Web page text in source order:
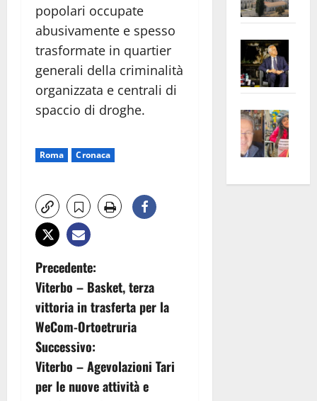
popolari occupate
abusivamente e spesso
trasformate in quartier
generali della criminalità
organizzata e centrali di
spaccio di droghe.
Roma Cronaca
N
a
v
i
g
Precedente:
Viterbo – Basket, terza
vittoria in trasferta per la
WeCom-Ortoetruria
Successivo:
Viterbo – Agevolazioni Tari
per le nuove attività e
euro
apre